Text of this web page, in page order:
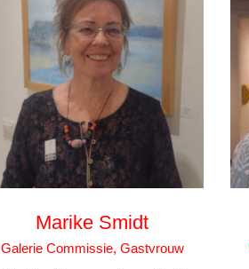
Marike Smidt
Galerie Commissie, Gastvrouw